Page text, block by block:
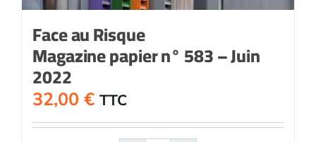
Face au Risque
Magazine papier n° 583 – Juin
2022
32,00 € TTC